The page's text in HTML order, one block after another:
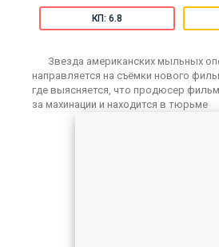
КП: 6.8
Звезда американских мыльных
направляется на съёмки нового
где выясняется, что продюсер
за махинации и находится в тюрьме